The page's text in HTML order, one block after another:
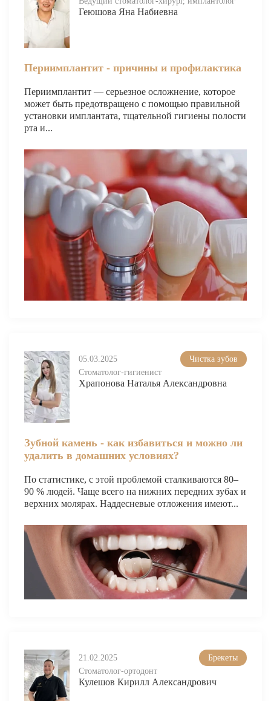
Имплантация одного зуба
Коронка на имплант
Имплантация «Всё на 4х»
Имплантация «Всё на 6-ти»
Удаление импланта зуба
ЧИСТКА ЗУБОВ
Восстановление и реставрация зубов
Реставрация зубов
Отбеливание зубов
Эстетическая стоматология
Функциональная диагностика
Металлокерамические коронки
Безметалловая керамика
Вкладки
Протезирование All-on-4
Бюгельные протезы
Мостовидные протезы
УДАЛЕНИЕ ЗУБОВ
О КЛИНИКЕ
ТОВАРЫ
ВАКАНСИИ
АКЦИИ
Геюшова Яна Набиевна
Периимплантит - причины и профилактика
Периимплантит — серьезное осложнение, которое
может быть предотвращено с помощью правильной
установки имплантата, тщательной гигиены полости
рта и...
05.03.2025
Чистка зубов
Стоматолог-гигиенист
Храпонова Наталья Александровна
Зубной камень - как избавиться и можно ли
удалить в домашних условиях?
По статистике, с этой проблемой сталкиваются 80–
90 % людей. Чаще всего на нижних передних зубах и
верхних молярах. Наддесневые отложения имеют...
21.02.2025
Брекеты
Стоматолог-ортодонт
Кулешов Кирилл Александрович